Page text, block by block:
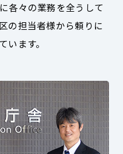
各々の業務を全うして
の担当者様から頼りに
います。